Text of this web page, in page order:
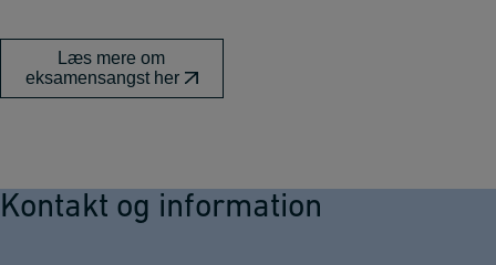
Læs mere om
eksamensangst her
Kontakt og information